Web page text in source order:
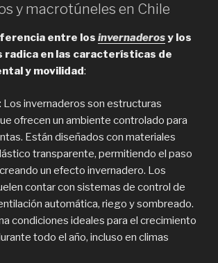
y macrotúneles en Chile
entre los invernaderosy los
radica en las características de
y movilidad:
: Los invernaderos son estructuras
ofrecen un ambiente controlado para
Están diseñados con materiales
transparente, permitiendo el paso
un efecto invernadero. Los
contar con sistemas de control de
automática, riego y sombreado.
condiciones ideales para el crecimiento
todo el año, incluso en climas